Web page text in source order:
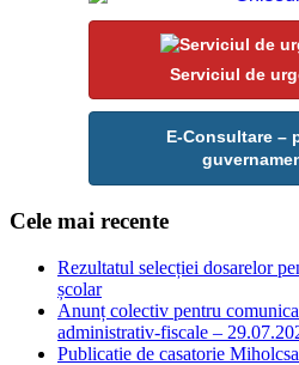
Serviciul de
E-Consultare –
Cele mai recente
Rezultatul selecției dosarelor
școlar
Anunț colectiv pentru
administrativ-fiscale –
Publicatie de casatorie